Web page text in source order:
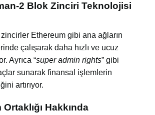
2 Blok Zinciri Teknolojisi
Ethereum gibi ana ağların
çalışarak daha hızlı ve ucuz
Ayrıca “super admin rights” gibi
sunarak finansal işlemlerin
artırıyor.
Hakkında